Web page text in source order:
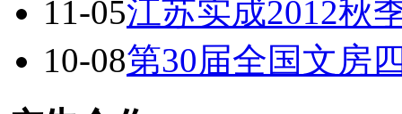
11-05江苏实成2012秋
10-08第30届全国文房